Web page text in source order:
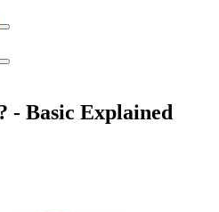
- Basic Explained